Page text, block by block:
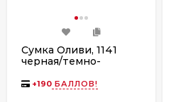
Сумка Оливи, 1141
черная/темно-
+190 БАЛЛОВ!